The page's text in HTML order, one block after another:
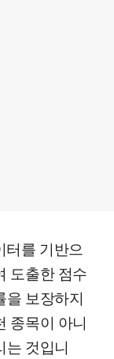
터를 기반으
도출한 점수
을 보장하지
종목이 아니
는 것입니